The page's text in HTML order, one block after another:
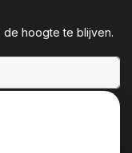
hoogte te blijven.